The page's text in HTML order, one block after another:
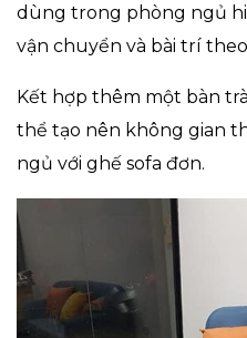
dùng trong phòng ngủ
vận chuyển và bài trí
Kết hợp thêm một bàn
thể tạo nên không gian
ngủ với ghế sofa đơn.